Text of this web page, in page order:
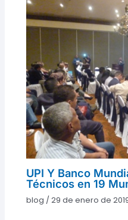
UPI Y Banco
Técnicos en 19
blog /29 de enero de